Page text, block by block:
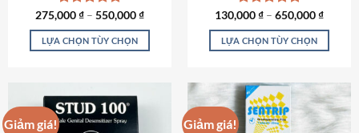
phẩm
phẩm
Được xếp
hạng4.87
5 sao
275,000₫ – 550,000₫
LỰA CHỌN TÙY CHỌN
có
nhiều
Được xếp
hạng5.00
5 sao
130,000₫ – 650,000₫
LỰA CHỌN TÙY CHỌN
này
có
nhiều
Giảm giá! Giảm giá!